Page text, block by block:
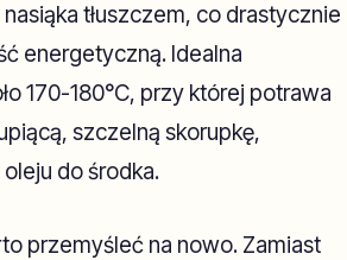
tłuszczem, co drastycznie
energetyczną. Idealna
170-180°C, przy której potrawa
szczelną skorupkę,
do środka.
przemyśleć na nowo. Zamiast